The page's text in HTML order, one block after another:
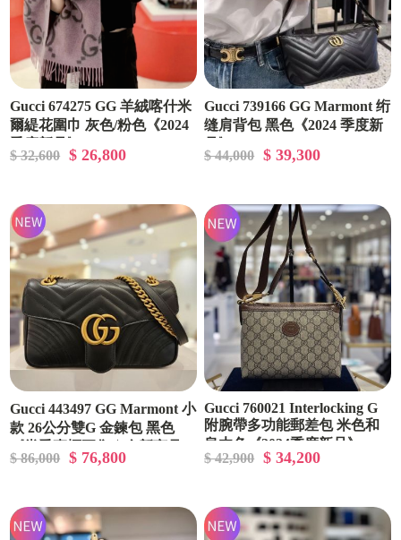
Gucci 674275 GG 羊絨喀什米
爾緹花圍巾 灰色/粉色《2024
$ 32,600 $ 26,800
Gucci ‎739166 GG Marmont 绗
缝肩背包 黑色 《2024 季度新
$ 44,000 $ 39,300
Gucci 443497 GG Marmont 小
款 26公分雙G 金鍊包 黑色
》
$ 86,000 $ 76,800
Gucci 760021 Interlocking G
附腕帶多功能郵差包 米色和
烏木色《2024季度新品》
$ 42,900
$ 34,200